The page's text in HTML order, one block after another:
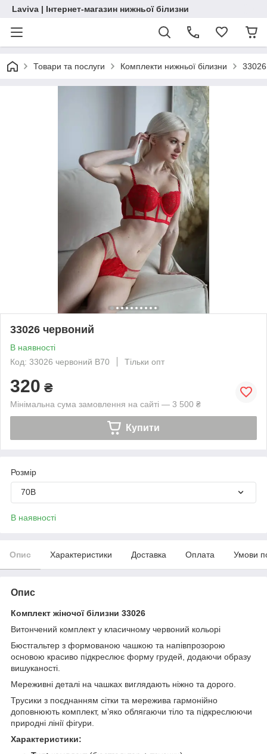
Laviva | Інтернет-магазин нижньої білизни
Товари та послуги Комплекти нижньої білизни
33026 червоний
В наявності
Код: 33026 червоний B70
Тільки опт
320 ₴
Мінімальна сума замовлення на сайті — 3 500 ₴
Купити
Розмір
70В
В наявності
Опис Характеристики Доставка Оплата Умови
Опис
Комплект жіночої білизни 33026
Витончений комплект у класичному червоний кольорі
Бюстгальтер з формованою чашкою та напівпрозорою
основою красиво підкреслює форму грудей, додаючи образу
вишуканості.
Мереживні деталі на чашках виглядають ніжно та дорого.
Трусики з поєднанням сітки та мережива гармонійно
доповнюють комплект, м’яко облягаючи тіло та підкреслюючи
природні лінії фігури.
Характеристики: